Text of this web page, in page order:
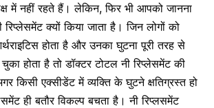
में नहीं रहते हैं। लेकिन, फिर भी आपको जानना
क्यों किया जाता है। जिन लोगों को
होता है और उनका घुटना पूरी तरह से
होता है तो डॉक्टर टोटल नी रिप्लेसमेंट की
किसी एक्सीडेंट में व्यक्ति के घुटने क्षतिग्रस्त हो
ही बतौर विकल्प बचता है। नी रिप्लसमेंट